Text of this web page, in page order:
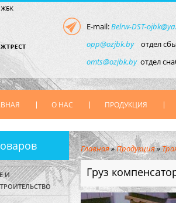
E-mail:Belrw-DST-
opp@ozjbk.byотдел
omts@ozjbk.byотдел
О НАС ПРОДУКЦИЯ
И
Главная»Продукция»
Груз